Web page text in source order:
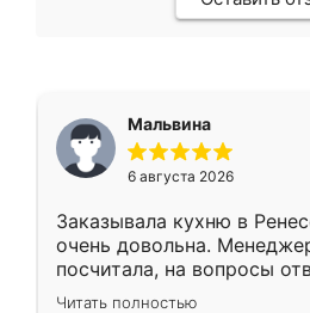
Мальвина
6 августа 2026
Заказывала кухню в
очень довольна.
посчитала, на вопросы
Замерщик приехал в
Читать полностью